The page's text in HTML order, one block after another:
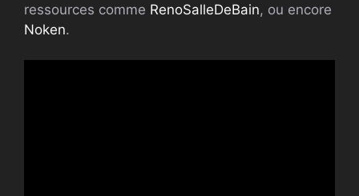
ressources comme RenoSalleDeBain, ou encore
Noken.